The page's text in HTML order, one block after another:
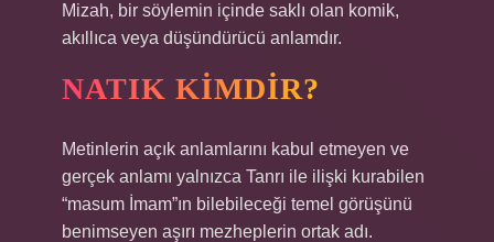
Mizah, bir söylemin içinde saklı olan komik,
akıllıca veya düşündürücü anlamdır.
NATIK KIMDIR?
Metinlerin açık anlamlarını kabul etmeyen ve
gerçek anlamı yalnızca Tanrı ile ilişki kurabilen
“masum İmam”ın bilebileceği temel görüşünü
benimseyen aşırı mezheplerin ortak adı.